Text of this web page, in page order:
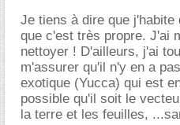
Je tiens à dire que
que c'est très propre. J'ai
nettoyer ! D'ailleurs, j'ai
m'assurer qu'il n'y en a
exotique (Yucca) qui est
possible qu'il soit le
la terre et les feuilles,